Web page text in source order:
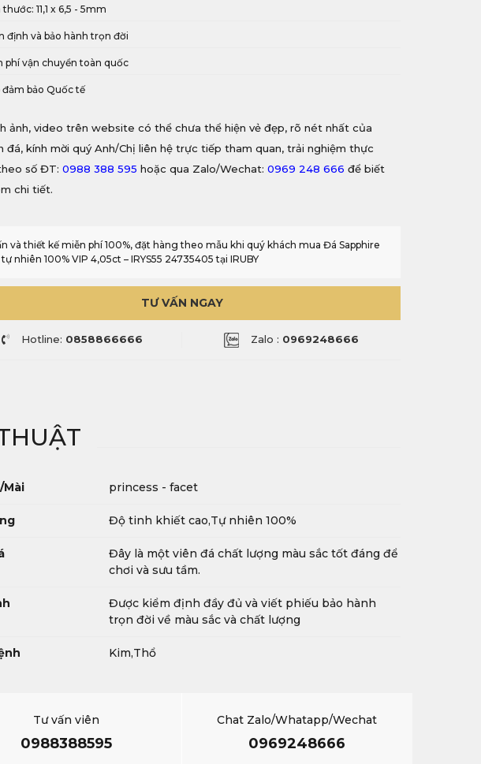
thước: 11,1 x 6,5 - 5mm
định và bảo hành trọn đời
phí vận chuyển toàn quốc
đảm bảo Quốc tế
ảnh, video trên website có thể chưa thể hiện vẻ đẹp, rõ nét nhất của
đá, kính mời quý Anh/Chị liên hệ trực tiếp tham quan, trải nghiệm thực
số ĐT: 0988 388 595 hoặc qua Zalo/Wechat: 0969 248 666 để biết
chi tiết.
và thiết kế miễn phí 100%, đặt hàng theo mẫu khi quý khách mua Đá Sapphire
nhiên 100% VIP 4,05ct – IRYS55 24735405 tại IRUBY
TƯ VẤN NGAY
Hotline: 0858866666 Zalo : 0969248666
Mài princess - facet
Độ tinh khiết cao,Tự nhiên 100%
Đây là một viên đá chất lượng màu sắc tốt đáng để
chơi và sưu tầm.
Được kiểm định đầy đủ và viết phiếu bảo hành
trọn đời về màu sắc và chất lượng
Kim,Thổ
Tư vấn viên
0988388595
Chat Zalo/Whatapp/Wechat
0969248666